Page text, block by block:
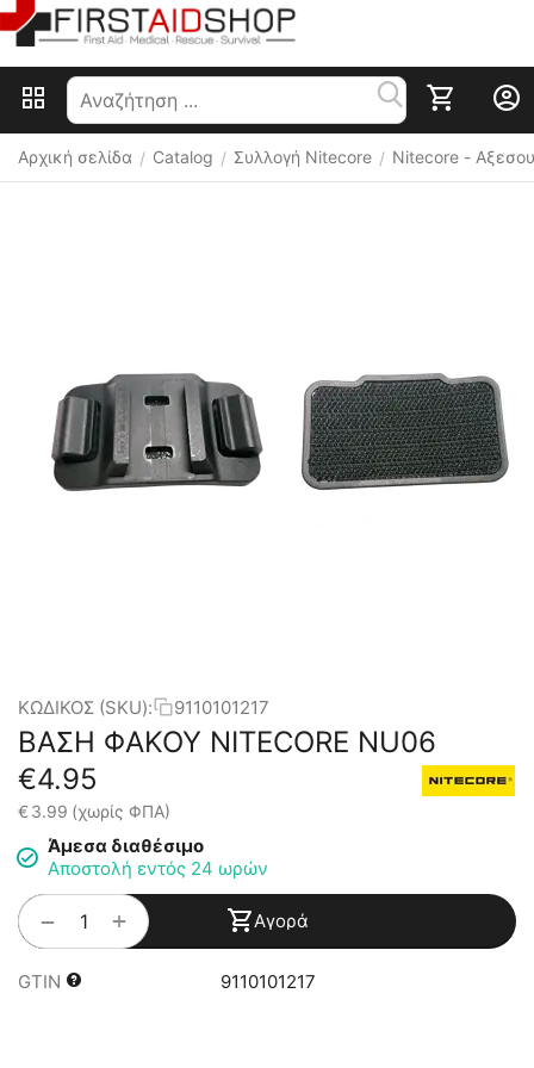
Αρχική σελίδα / Catalog / Συλλογή Nitecore / Nitecore -
ΚΩΔΙΚΟΣ (SKU): 9110101217
ΒΑΣΗ ΦΑΚΟΥ NITECORE NU06
€4.95
€3.99 (χωρίς ΦΠΑ)
Άμεσα διαθέσιμο
Αποστολή εντός 24 ωρών
+
− Αγορά
GTIN 9110101217